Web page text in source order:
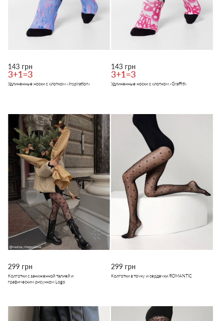
143 грн
3+1=3
Удлиненные носки с хлопком «Inspiration»
143 грн
3+1=3
Удлиненные носки с хлопком «Graffiti»
299 грн
Колготки с заниженной талией и
графическим рисунком Logo
299 грн
Колготки в точку и сердечки ROMANTIC